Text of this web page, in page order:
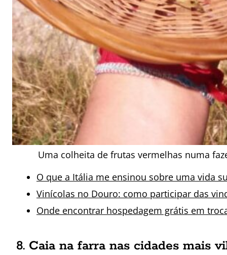
Uma colheita de frutas vermelhas numa
O que a Itália me ensinou sobre uma vida
Vinícolas no Douro: como participar das
Onde encontrar hospedagem grátis em
8. Caia na farra nas cidades mais